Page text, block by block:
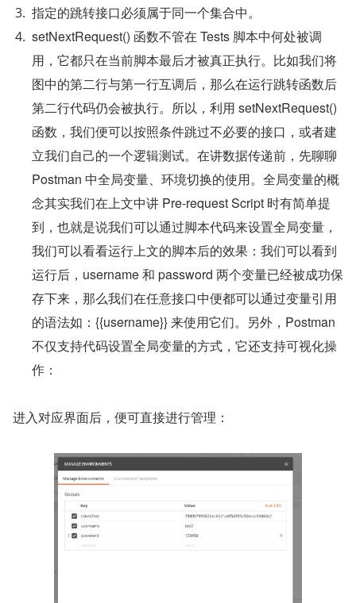
指定的跳转接口必须属于同一个集合中。
setNextRequest() 函数不管在 Tests 脚本中何处被调
用，它都只在当前脚本最后才被真正执行。比如我们将
图中的第二行与第一行互调后，那么在运行跳转函数后
第二行代码仍会被执行。所以，利用 setNextRequest()
函数，我们便可以按照条件跳过不必要的接口，或者建
立我们自己的一个逻辑测试。在讲数据传递前，先聊聊
Postman 中全局变量、环境切换的使用。全局变量的概
念其实我们在上文中讲 Pre-request Script 时有简单提
到，也就是说我们可以通过脚本代码来设置全局变量，
我们可以看看运行上文的脚本后的效果：我们可以看到
运行后，username 和 password 两个变量已经被成功保
存下来，那么我们在任意接口中便都可以通过变量引用
的语法如：{{username}} 来使用它们。另外，Postman
不仅支持代码设置全局变量的方式，它还支持可视化操
作：
进入对应界面后，便可直接进行管理：